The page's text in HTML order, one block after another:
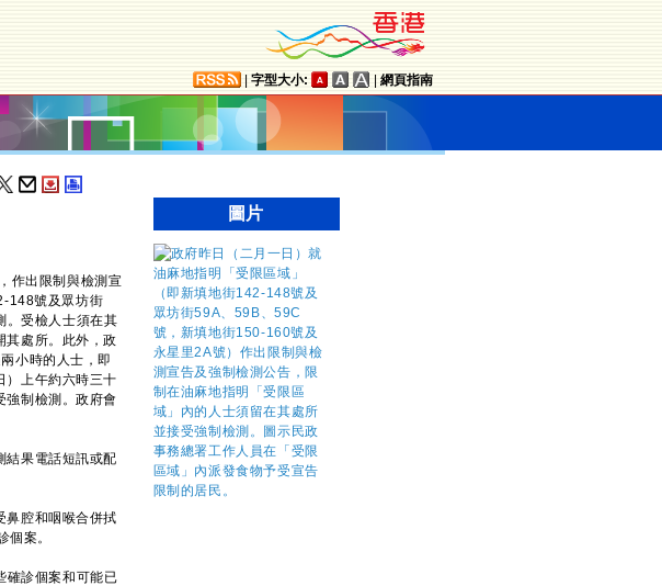
字型大小: 網頁指南
作出限制與檢測宣
148號及眾坊街
。受檢人士須在其
其處所。此外，政
小時的人士，即
）上午約六時三十
強制檢測。政府會
果電話短訊或配
腔和咽喉合併拭
案。
診個案和可能已
圖片